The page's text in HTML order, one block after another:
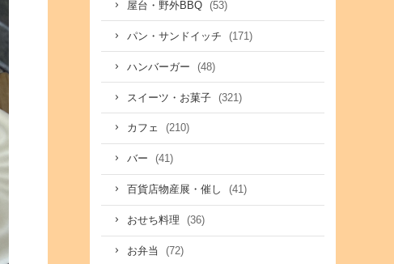
屋台・野外BBQ (53)
パン・サンドイッチ (171)
ハンバーガー (48)
スイーツ・お菓子 (321)
カフェ (210)
バー (41)
百貨店物産展・催し (41)
おせち料理 (36)
お弁当 (72)